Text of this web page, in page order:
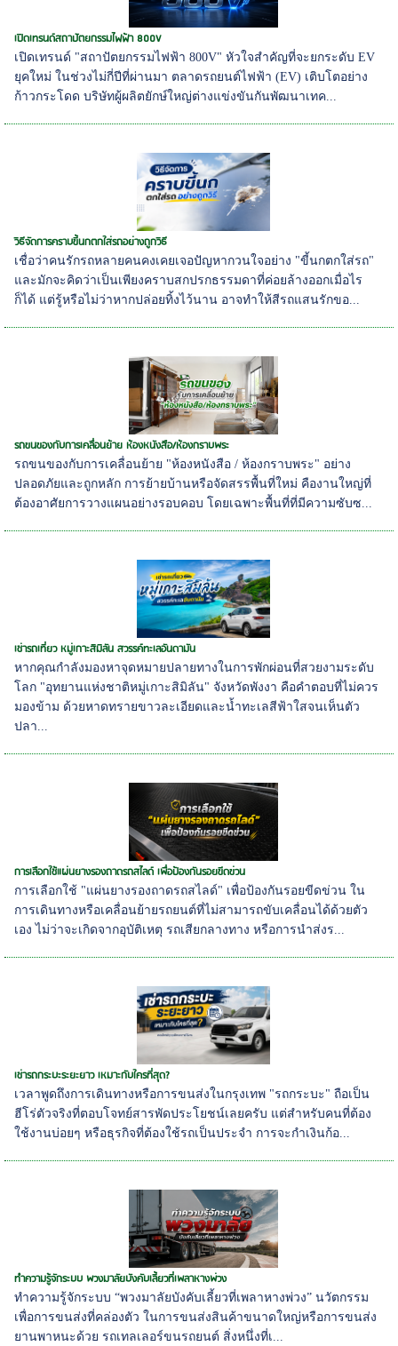
เปิดเทรนด์สถาปัตยกรรมไฟฟ้า 800V
เปิดเทรนด์ "สถาปัตยกรรมไฟฟ้า 800V" หัวใจสำคัญที่จะยกระดับ EV
ยุคใหม่ ในช่วงไม่กี่ปีที่ผ่านมา ตลาดรถยนต์ไฟฟ้า (EV) เติบโตอย่าง
ก้าวกระโดด บริษัทผู้ผลิตยักษ์ใหญ่ต่างแข่งขันกันพัฒนาเทค...
วิธีจัดการคราบขี้นกตกใส่รถอย่างถูกวิธี
เชื่อว่าคนรักรถหลายคนคงเคยเจอปัญหากวนใจอย่าง "ขี้นกตกใส่รถ"
และมักจะคิดว่าเป็นเพียงคราบสกปรกธรรมดาที่ค่อยล้างออกเมื่อไร
ก็ได้ แต่รู้หรือไม่ว่าหากปล่อยทิ้งไว้นาน อาจทำให้สีรถแสนรักขอ...
รถขนของกับการเคลื่อนย้าย ห้องหนังสือ/ห้องกราบพระ
รถขนของกับการเคลื่อนย้าย "ห้องหนังสือ / ห้องกราบพระ" อย่าง
ปลอดภัยและถูกหลัก การย้ายบ้านหรือจัดสรรพื้นที่ใหม่ คืองานใหญ่ที่
ต้องอาศัยการวางแผนอย่างรอบคอบ โดยเฉพาะพื้นที่ที่มีความซับซ...
เช่ารถเที่ยว หมู่เกาะสิมิลัน สวรรค์ทะเลอันดามัน
หากคุณกำลังมองหาจุดหมายปลายทางในการพักผ่อนที่สวยงามระดับ
โลก "อุทยานแห่งชาติหมู่เกาะสิมิลัน" จังหวัดพังงา คือคำตอบที่ไม่ควร
มองข้าม ด้วยหาดทรายขาวละเอียดและน้ำทะเลสีฟ้าใสจนเห็นตัว
ปลา...
การเลือกใช้แผ่นยางรองถาดรถสไลด์ เพื่อป้องกันรอยขีดข่วน
การเลือกใช้ "แผ่นยางรองถาดรถสไลด์" เพื่อป้องกันรอยขีดข่วน ใน
การเดินทางหรือเคลื่อนย้ายรถยนต์ที่ไม่สามารถขับเคลื่อนได้ด้วยตัว
เอง ไม่ว่าจะเกิดจากอุบัติเหตุ รถเสียกลางทาง หรือการนำส่งร...
เช่ารถกระบะระยะยาว เหมาะกับใครที่สุด?
เวลาพูดถึงการเดินทางหรือการขนส่งในกรุงเทพ "รถกระบะ" ถือเป็น
ฮีโร่ตัวจริงที่ตอบโจทย์สารพัดประโยชน์เลยครับ แต่สำหรับคนที่ต้อง
ใช้งานบ่อยๆ หรือธุรกิจที่ต้องใช้รถเป็นประจำ การจะกำเงินก้อ...
ทำความรู้จักระบบ พวงมาลัยบังคับเลี้ยวที่เพลาหางพ่วง
ทำความรู้จักระบบ “พวงมาลัยบังคับเลี้ยวที่เพลาหางพ่วง” นวัตกรรม
เพื่อการขนส่งที่คล่องตัว ในการขนส่งสินค้าขนาดใหญ่หรือการขนส่ง
ยานพาหนะด้วย รถเทลเลอร์ขนรถยนต์ สิ่งหนึ่งที่เ...